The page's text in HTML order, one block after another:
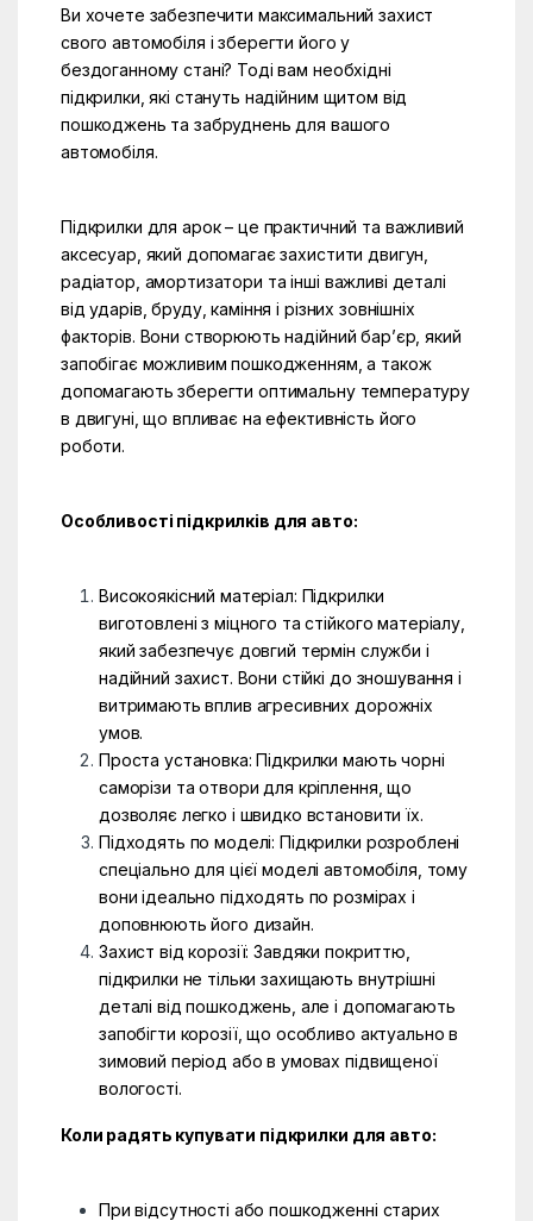
Ви хочете забезпечити максимальний захист
свого автомобіля і зберегти його у
бездоганному стані? Тоді вам необхідні
підкрилки, які стануть надійним щитом від
пошкоджень та забруднень для вашого
автомобіля.
Підкрилки для арок – це практичний та важливий
аксесуар, який допомагає захистити двигун,
радіатор, амортизатори та інші важливі деталі
від ударів, бруду, каміння і різних зовнішніх
факторів. Вони створюють надійний бар’єр, який
запобігає можливим пошкодженням, а також
допомагають зберегти оптимальну температуру
в двигуні, що впливає на ефективність його
роботи.
Особливості підкрилків для авто:
Високоякісний матеріал: Підкрилки
виготовлені з міцного та стійкого матеріалу,
який забезпечує довгий термін служби і
надійний захист. Вони стійкі до зношування і
витримають вплив агресивних дорожніх
умов.
Проста установка: Підкрилки мають чорні
саморізи та отвори для кріплення, що
дозволяє легко і швидко встановити їх.
Підходять по моделі: Підкрилки розроблені
спеціально для цієї моделі автомобіля, тому
вони ідеально підходять по розмірах і
доповнюють його дизайн.
Захист від корозії: Завдяки покриттю,
підкрилки не тільки захищають внутрішні
деталі від пошкоджень, але і допомагають
запобігти корозії, що особливо актуально в
зимовий період або в умовах підвищеної
вологості.
Коли радять купувати підкрилки для авто:
При відсутності або пошкодженні старих